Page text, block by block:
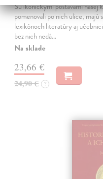
Sú ikonickými postavami našej
pomenovali po nich ulice,
lexikónoch literatúry aj
bez nich nedá…
Na sklade
23,66 €
24,90 € ?